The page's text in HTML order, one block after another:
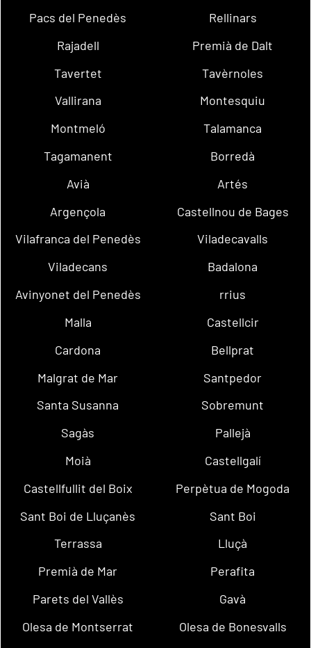
Pacs del Penedès
Rellinars
Rajadell
Premià de Dalt
Tavertet
Tavèrnoles
Vallirana
Montesquiu
Montmeló
Talamanca
Tagamanent
Borredà
Avià
Artés
Argençola
Castellnou de Bages
Vilafranca del Penedès
Viladecavalls
Viladecans
Badalona
Avinyonet del Penedès
rrius
Malla
Castellcir
Cardona
Bellprat
Malgrat de Mar
Santpedor
Santa Susanna
Sobremunt
Sagàs
Pallejà
Moià
Castellgalí
Castellfullit del Boix
Perpètua de Mogoda
Sant Boi de Lluçanès
Sant Boi
Terrassa
Lluçà
Premià de Mar
Perafita
Parets del Vallès
Gavà
Olesa de Montserrat
Olesa de Bonesvalls